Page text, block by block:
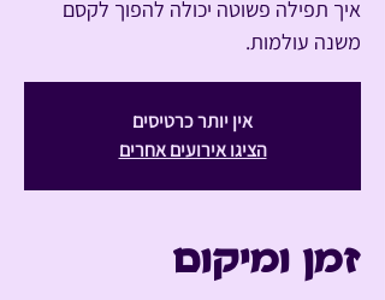
איך תפילה פשוטה יכולה להפוך לקסם
משנה עולמות.
אין יותר כרטיסים
הציגו אירועים אחרים
זמן ומיקום